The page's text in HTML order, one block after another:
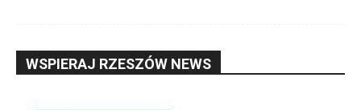
WSPIERAJ RZESZÓW NEWS